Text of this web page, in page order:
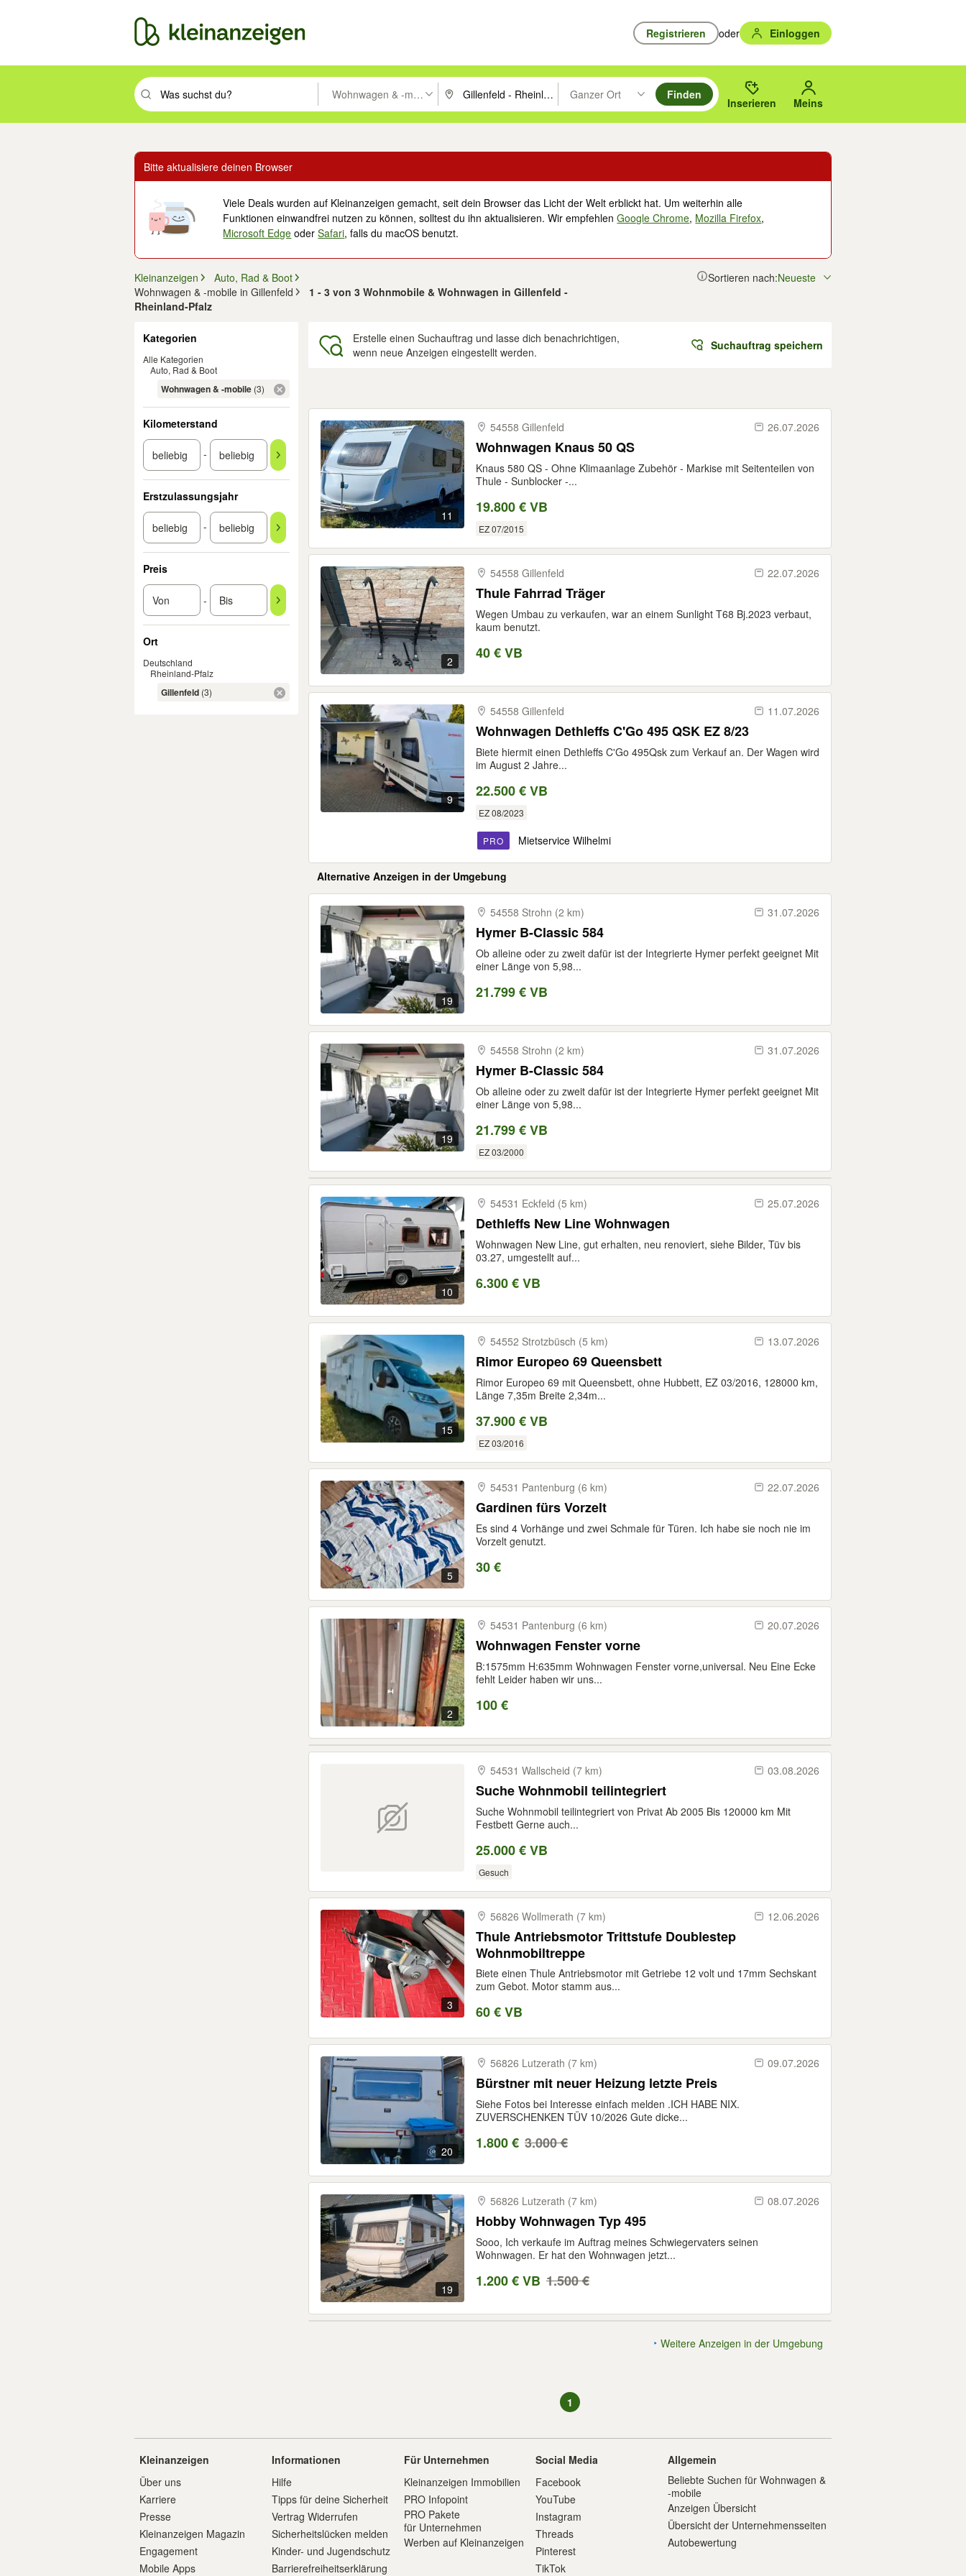
Registrieren oder Einloggen
Suchbegriff eingeben. Eingabetaste drücken um zu suchen, oder Vorschläge mit den Pfeiltasten nach oben/unten durchsuchen und mit Eingabetaste auswählen.
Wohnwagen & -mobile PLZ oder Ort eingeben. Eingabetaste drücken um zu suchen, oder Vorschläge mit den Pfeiltasten nach oben/
Ganzer Ort
Suche im Umkreis des gewählten Orts oder PLZ.
Finden
Inserieren Meins
Bitte aktualisiere deinen Browser
Viele Deals wurden auf Kleinanzeigen gemacht, seit dein Browser das Licht der Welt erblickt hat. Um weiterhin alle
Funktionen einwandfrei nutzen zu können, solltest du ihn aktualisieren. Wir empfehlenGoogle Chrome, Mozilla Firefox,
Microsoft Edge oderSafari, falls du macOS benutzt.
Kleinanzeigen
Auto, Rad & Boot
Wohnwagen & -mobile in Gillenfeld
1 - 3 von 3 Wohnmobile & Wohnwagen in Gillenfeld -
Rheinland-Pfalz
Sortieren nach:Neueste
Kategorien
Alle Kategorien
Auto, Rad & Boot
Wohnwagen & -mobile (3)
Kilometerstand
-
Erstzulassungsjahr
-
Preis
-
Ort
Deutschland
Rheinland-Pfalz
Gillenfeld (3)
Erstelle einen Suchauftrag und lasse dich benachrichtigen,
wenn neue Anzeigen eingestellt werden.
Suchauftrag speichern
11
54558 Gillenfeld 26.07.2026
Wohnwagen Knaus 50 QS
Knaus 580 QS - Ohne Klimaanlage Zubehör - Markise mit Seitenteilen von
Thule - Sunblocker -...
19.800 € VB
EZ 07/2015
2
54558 Gillenfeld 22.07.2026
Thule Fahrrad Träger
Wegen Umbau zu verkaufen, war an einem Sunlight T68 Bj.2023 verbaut,
kaum benutzt.
40 € VB
9
54558 Gillenfeld 11.07.2026
Wohnwagen Dethleffs C'Go 495 QSK EZ 8/23
Biete hiermit einen Dethleffs C'Go 495Qsk zum Verkauf an. Der Wagen wird
im August 2 Jahre...
22.500 € VB
EZ 08/2023
PRO Mietservice Wilhelmi
Alternative Anzeigen in der Umgebung
19
54558 Strohn (2 km) 31.07.2026
Hymer B-Classic 584
Ob alleine oder zu zweit dafür ist der Integrierte Hymer perfekt geeignet Mit
einer Länge von 5,98...
21.799 € VB
19
54558 Strohn (2 km) 31.07.2026
Hymer B-Classic 584
Ob alleine oder zu zweit dafür ist der Integrierte Hymer perfekt geeignet Mit
einer Länge von 5,98...
21.799 € VB
EZ 03/2000
10
54531 Eckfeld (5 km) 25.07.2026
Dethleffs New Line Wohnwagen
Wohnwagen New Line, gut erhalten, neu renoviert, siehe Bilder, Tüv bis
03.27, umgestellt auf...
6.300 € VB
15
54552 Strotzbüsch (5 km) 13.07.2026
Rimor Europeo 69 Queensbett
Rimor Europeo 69 mit Queensbett, ohne Hubbett, EZ 03/2016, 128000 km,
Länge 7,35m Breite 2,34m...
37.900 € VB
EZ 03/2016
5
54531 Pantenburg (6 km) 22.07.2026
Gardinen fürs Vorzelt
Es sind 4 Vorhänge und zwei Schmale für Türen. Ich habe sie noch nie im
Vorzelt genutzt.
30 €
2
54531 Pantenburg (6 km) 20.07.2026
Wohnwagen Fenster vorne
B:1575mm H:635mm Wohnwagen Fenster vorne,universal. Neu Eine Ecke
fehlt Leider haben wir uns...
100 €
54531 Wallscheid (7 km) 03.08.2026
Suche Wohnmobil teilintegriert
Suche Wohnmobil teilintegriert von Privat Ab 2005 Bis 120000 km Mit
Festbett Gerne auch...
25.000 € VB
Gesuch
3
56826 Wollmerath (7 km) 12.06.2026
Thule Antriebsmotor Trittstufe Doublestep
Wohnmobiltreppe
Biete einen Thule Antriebsmotor mit Getriebe 12 volt und 17mm Sechskant
zum Gebot. Motor stamm aus...
60 € VB
20
56826 Lutzerath (7 km) 09.07.2026
Bürstner mit neuer Heizung letzte Preis
Siehe Fotos bei Interesse einfach melden .ICH HABE NIX.
ZUVERSCHENKEN TÜV 10/2026 Gute dicke...
1.800 € 3.000 €
19
56826 Lutzerath (7 km) 08.07.2026
Hobby Wohnwagen Typ 495
Sooo, Ich verkaufe im Auftrag meines Schwiegervaters seinen
Wohnwagen. Er hat den Wohnwagen jetzt...
1.200 € VB 1.500 €
Weitere Anzeigen in der Umgebung
1
Kleinanzeigen
Über uns
Karriere
Presse
Kleinanzeigen Magazin
Engagement
Mobile Apps
Informationen
Hilfe
Tipps für deine Sicherheit
Vertrag Widerrufen
Sicherheitslücken melden
Kinder- und Jugendschutz
Barrierefreiheitserklärung
Für Unternehmen
Kleinanzeigen Immobilien
PRO Infopoint
PRO Pakete
für Unternehmen
Werben auf Kleinanzeigen
Social Media
Facebook
YouTube
Instagram
Threads
Pinterest
TikTok
Allgemein
Beliebte Suchen für Wohnwagen &
-mobile
Anzeigen Übersicht
Übersicht der Unternehmensseiten
Autobewertung